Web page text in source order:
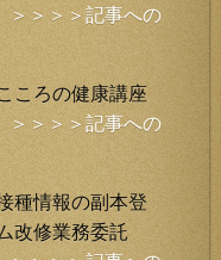
＞＞＞＞記事への
ころの健康講座
＞＞＞＞記事への
種情報の副本登
改修業務委託